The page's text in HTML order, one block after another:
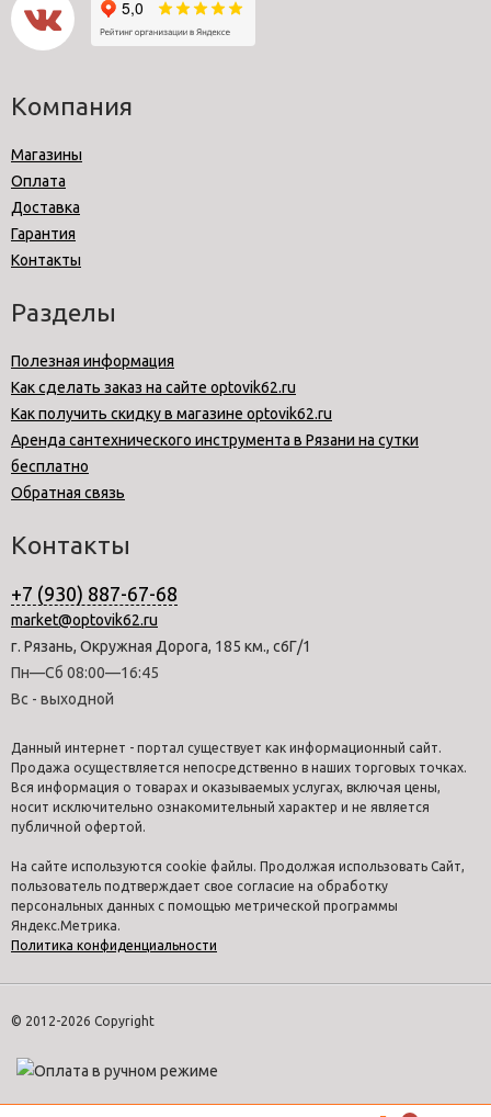
Компания
Магазины
Оплата
Доставка
Гарантия
Контакты
Разделы
Полезная информация
Как сделать заказ на сайте optovik62.ru
Как получить скидку в магазине optovik62.ru
Аренда сантехнического инструмента в Рязани на сутки
бесплатно
Обратная связь
Контакты
+7 (930) 887-67-68
market@optovik62.ru
г. Рязань, Окружная Дорога, 185 км., с6Г/1
Пн—Сб 08:00—16:45
Вс - выходной
Данный интернет - портал существует как информационный сайт.
Продажа осуществляется непосредственно в наших торговых точках.
Вся информация о товарах и оказываемых услугах, включая цены,
носит исключительно ознакомительный характер и не является
публичной офертой.
На сайте используются cookie файлы. Продолжая использовать Сайт,
пользователь подтверждает свое согласие на обработку
персональных данных с помощью метрической программы
Яндекс.Метрика.
Политика конфиденциальности
© 2012-2026 Copyright